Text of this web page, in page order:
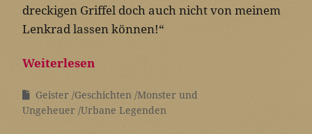
dreckigen Griffel doch auch nicht von meinem
Lenkrad lassen können!“
Weiterlesen
Geister Geschichten Monster und
Ungeheuer Urbane Legenden